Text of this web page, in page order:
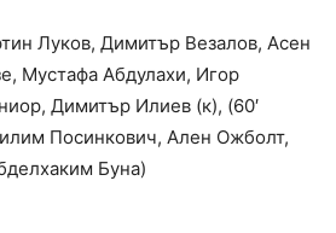
Луков, Димитър Везалов, Асен
Мустафа Абдулахи, Игор
Димитър Илиев (к), (60′
Посинкович, Ален Ожболт,
Буна)